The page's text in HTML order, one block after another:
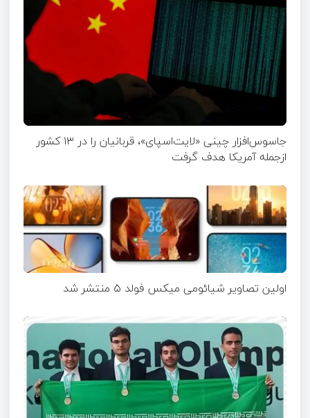
جاسوس‌افزار چینی «لایت‌اسپای»، قربانیان را در ۱۳ کشور
ازجمله آمریکا هدف گرفت
اولین تصاویر شیائومی میکس فولد ۵ منتشر شد